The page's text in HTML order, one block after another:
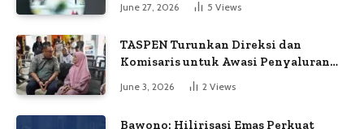
June 27, 2026 5 Views
TASPEN Turunkan Direksi dan
Komisaris untuk Awasi Penyaluran
June 3, 2026 2 Views
Bawono: Hilirisasi Emas Perkuat